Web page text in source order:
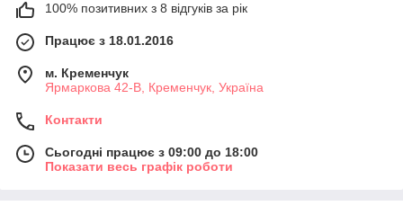
100% позитивних з 8 відгуків за рік
Працює з 18.01.2016
м. Кременчук
Ярмаркова 42-В, Кременчук, Україна
Контакти
Сьогодні працює з 09:00 до 18:00
Показати весь графік роботи